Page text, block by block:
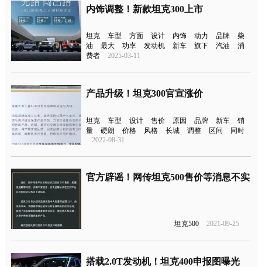
内饰调整！新款坦克300上市
坦克 车型 方面 设计 内饰 动力 品牌
柴
油
最大 功率 发动机 新车 旗下 汽油
消
费者
2025-03-11
产品升级！坦克300官宣涨价
坦克 车型 设计 售价 原因 品牌 新车
销
量
硬朗 价格 风格 长城 调整 区间
同时
2022-08-31
官方辟谣！网传坦克500售价等消息不实
坦克500 2021-09-25
搭载2.0T发动机！坦克400申报图曝光